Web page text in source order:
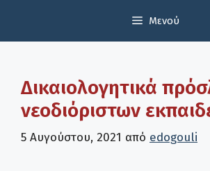
Μενού
Δικαιολογητικά
νεοδιόριστων
5 Αυγούστου, 2021 από edogouli